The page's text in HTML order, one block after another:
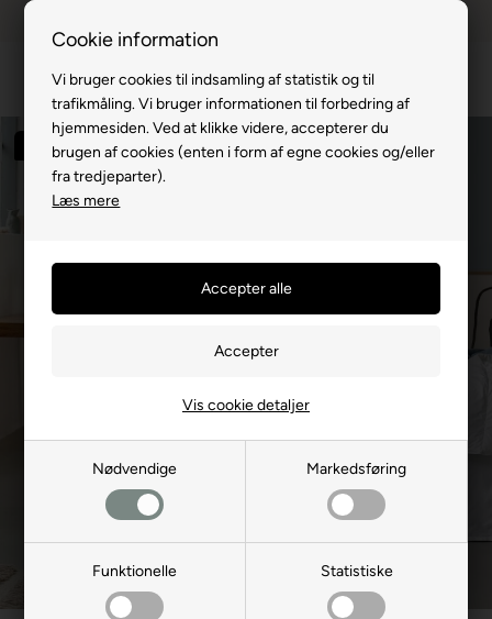
Cookie information
Vi bruger cookies til indsamling af statistik og til
trafikmåling. Vi bruger informationen til forbedring af
hjemmesiden. Ved at klikke videre, accepterer du
brugen af cookies (enten i form af egne cookies og/eller
fra tredjeparter).
Læs mere
Nødvendige Markedsføring
Funktionelle Statistiske
Vis cookie detaljer
Spar 40%